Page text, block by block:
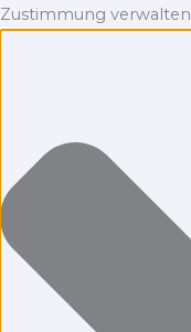
Zustimmung verwalten